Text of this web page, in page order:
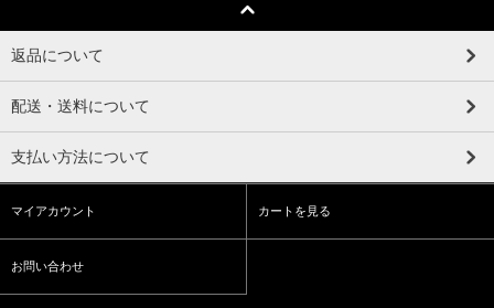
返品について
配送・送料について
支払い方法について
マイアカウント カートを見る
お問い合わせ